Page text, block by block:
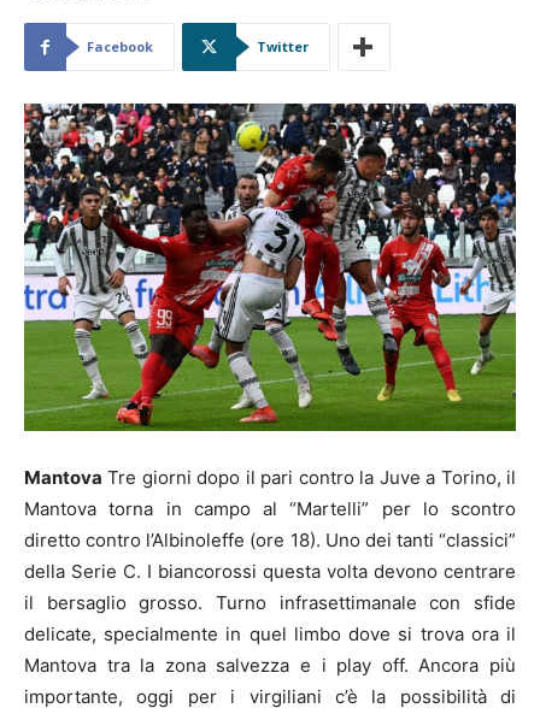
Facebook Twitter
Mantova Tre giorni dopo il pari contro la Juve a Torino, il
Mantova torna in campo al “Martelli” per lo scontro
diretto contro l’Albinoleffe (ore 18). Uno dei tanti “classici”
della Serie C. I biancorossi questa volta devono centrare
il bersaglio grosso. Turno infrasettimanale con sfide
delicate, specialmente in quel limbo dove si trova ora il
Mantova tra la zona salvezza e i play off. Ancora più
importante, oggi per i virgiliani c’è la possibilità di